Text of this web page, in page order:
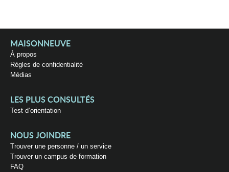
MAISONNEUVE
À propos
Règles de confidentialité
Médias
LES PLUS CONSULTÉS
Test d’orientation
NOUS JOINDRE
Trouver une personne / un service
Trouver un campus de formation
FAQ